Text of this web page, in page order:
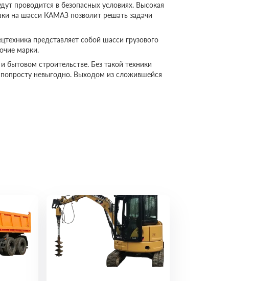
проводится в безопасных условиях. Высокая
на шасси КАМАЗ позволит решать задачи
представляет собой шасси грузового
марки.
строительстве. Без такой техники
невыгодно. Выходом из сложившейся